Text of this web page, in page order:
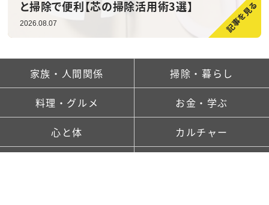
と掃除で便利【芯の掃除活用術3選】
2026.08.07
家族・人間関係 掃除・暮らし
料理・グルメ お金・学ぶ
心と体 カルチャー